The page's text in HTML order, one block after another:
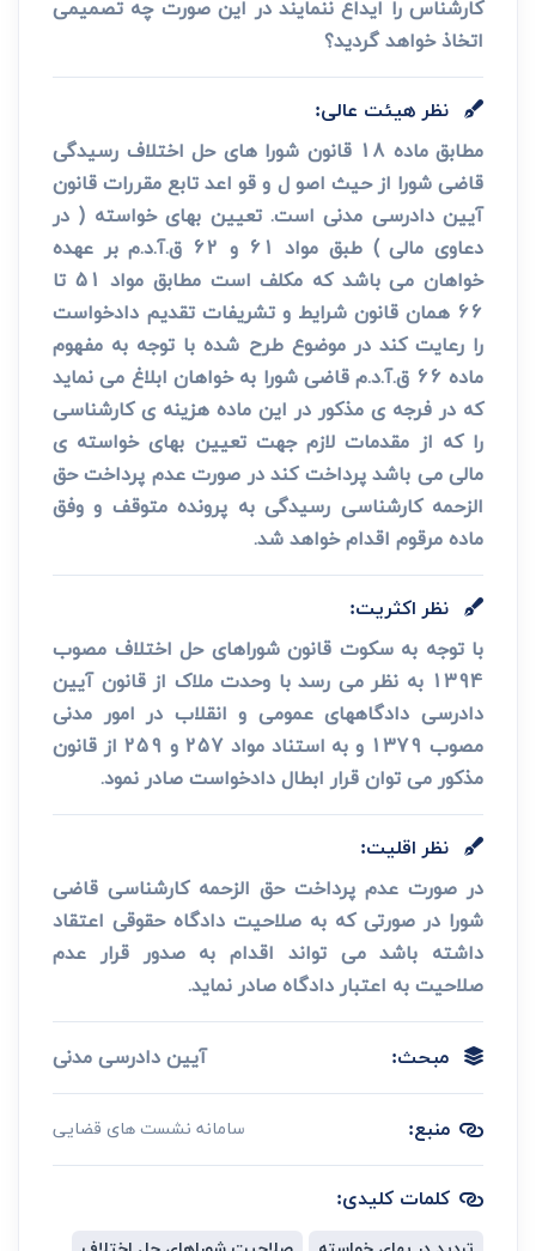
کارشناس را ایداع ننمایند در این صورت چه تصمیمی
اتخاذ خواهد گردید؟
نظر هیئت عالی:
مطابق ماده 18 قانون شورا های حل اختلاف رسیدگی
قاضی شورا از حیث اصو ل و قو اعد تابع مقررات قانون
آیین دادرسی مدنی است. تعیین بهای خواسته ( در
دعاوی مالی ) طبق مواد 61 و 62 ق.آ.د.م بر عهده
خواهان می باشد که مکلف است مطابق مواد 51 تا
66 همان قانون شرایط و تشریفات تقدیم دادخواست
را رعایت کند در موضوع طرح شده با توجه به مفهوم
ماده 66 ق.آ.د.م قاضی شورا به خواهان ابلاغ می نماید
که در فرجه ی مذکور در این ماده هزینه ی کارشناسی
را که از مقدمات لازم جهت تعیین بهای خواسته ی
مالی می باشد پرداخت کند در صورت عدم پرداخت حق
الزحمه کارشناسی رسیدگی به پرونده متوقف و وفق
ماده مرقوم اقدام خواهد شد.
نظر اکثریت:
با توجه به سکوت قانون شوراهای حل اختلاف مصوب
1394 به نظر می رسد با وحدت ملاک از قانون آیین
دادرسی دادگاههای عمومی و انقلاب در امور مدنی
مصوب 1379 و به استناد مواد 257 و 259 از قانون
مذکور می توان قرار ابطال دادخواست صادر نمود.
نظر اقلیت:
در صورت عدم پرداخت حق الزحمه کارشناسی قاضی
شورا در صورتی که به صلاحیت دادگاه حقوقی اعتقاد
داشته باشد می تواند اقدام به صدور قرار عدم
صلاحیت به اعتبار دادگاه صادر نماید.
مبحث: آیین دادرسی مدنی
منبع: سامانه نشست های قضایی
کلمات کلیدی: